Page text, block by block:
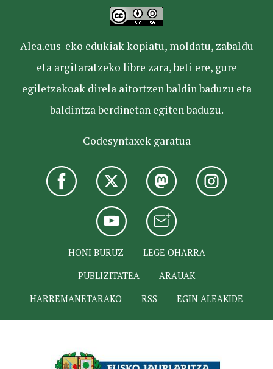
Alea.eus-eko edukiak kopiatu, moldatu, zabaldu
eta argitaratzeko libre zara, beti ere, gure
egiletzakoak direla aitortzen baldin baduzu eta
baldintza berdinetan egiten baduzu.
Codesyntaxek garatua
HONI BURUZ
LEGE OHARRA
PUBLIZITATEA
ARAUAK
HARREMANETARAKO
RSS EGIN ALEAKIDE